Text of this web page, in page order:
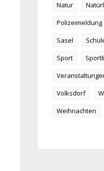
Natur
Polizeimeldung
Sasel
Sport
Volksdorf
Weihnachten